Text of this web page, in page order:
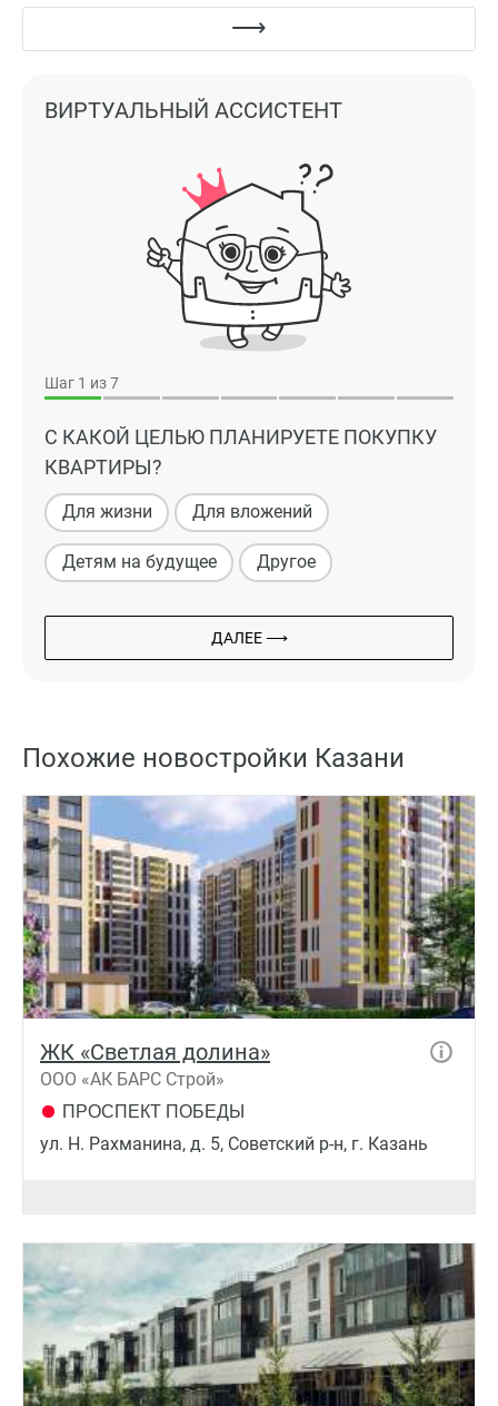
Шаг 1 из 7
С КАКОЙ ЦЕЛЬЮ ПЛАНИРУЕТЕ ПОКУПКУ
КВАРТИРЫ?
Для жизни Для вложений
Детям на будущее Другое
ДАЛЕЕ ⟶
ВИРТУАЛЬНЫЙ АССИСТЕНТ
Похожие новостройки Казани
ЖК «Светлая долина»
ООО «АК БАРС Строй»
ПРОСПЕКТ ПОБЕДЫ
ул. Н. Рахманина, д. 5, Советский р-н, г. Казань